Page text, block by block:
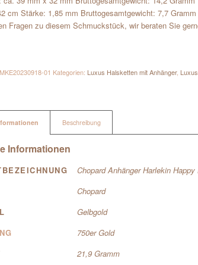
cm Stärke: 1,85 mm Bruttogesamtgewicht: 7,7
Fragen zu diesem Schmuckstück, wir beraten Sie
01 Kategorien: Luxus Halsketten mit Anhänger,
Beschreibung
Informationen
Chopard Anhänger Harlekin Happy
Chopard
Gelbgold
750er Gold
21,9 Gramm